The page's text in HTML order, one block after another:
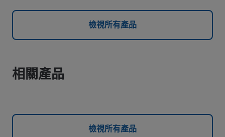
檢視所有產品
相關產品
檢視所有產品